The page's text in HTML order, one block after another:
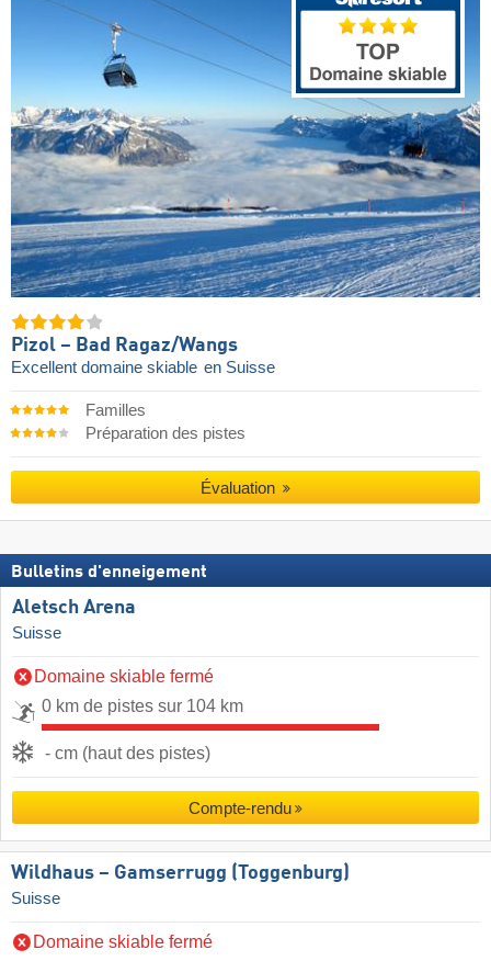
Pizol – Bad Ragaz/​Wangs
Excellent domaine skiable en Suisse
Familles
Préparation des pistes
Évaluation
Bulletins d'enneigement
Aletsch Arena
Suisse
Domaine skiable fermé
0 km de pistes sur 104 km
- cm (haut des pistes)
Compte-rendu
Wildhaus – Gamserrugg (Toggenburg)
Suisse
Domaine skiable fermé